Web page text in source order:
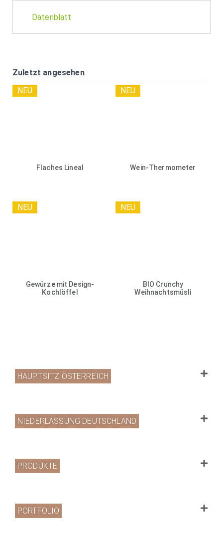
Datenblatt
Zuletzt angesehen
Flaches Lineal
NEU
Wein-Thermometer
NEU
Gewürze mit Design-
Kochlöffel
NEU
BIO Crunchy
Weihnachtsmüsli
NEU
HAUPTSITZ ÖSTERREICH
NIEDERLASSUNG DEUTSCHLAND
PRODUKTE
PORTFOLIO